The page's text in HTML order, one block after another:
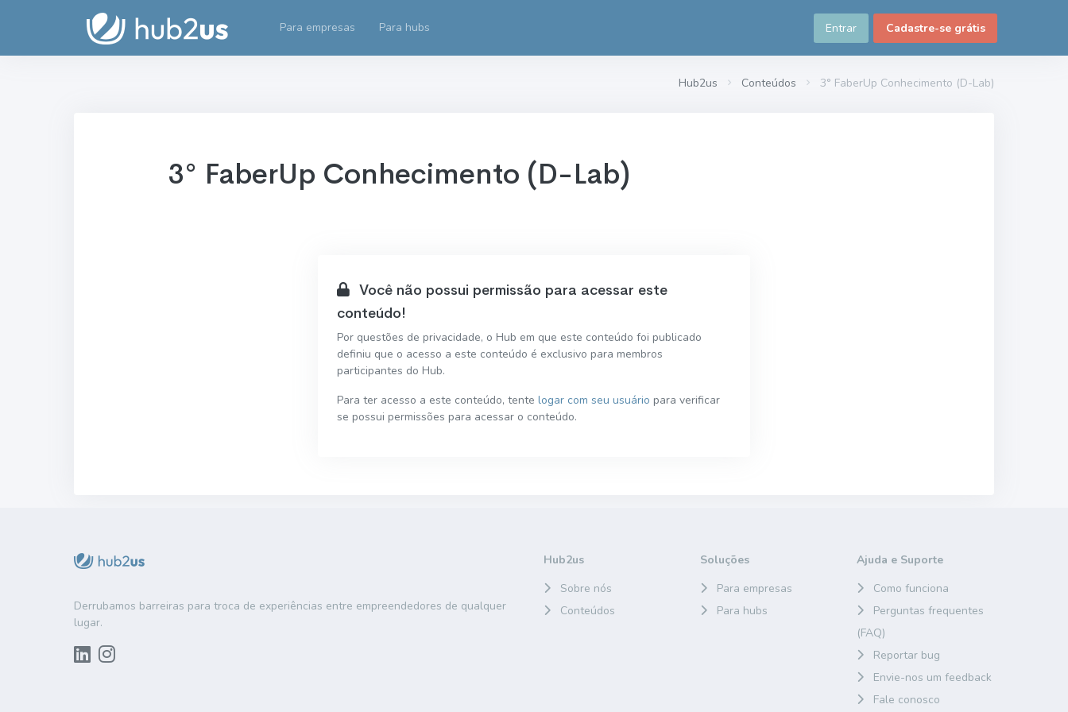
Entrar Cadastre-se grátis
Para empresas Para hubs
Hub2us Conteúdos 3° FaberUp Conhecimento (D-Lab)
3° FaberUp Conhecimento (D-Lab)
Você não possui permissão para acessar este
conteúdo!
Por questões de privacidade, o Hub em que este conteúdo foi publicado
definiu que o acesso a este conteúdo é exclusivo para membros
participantes do Hub.
Para ter acesso a este conteúdo, tentelogar com seu usuário para verificar
se possui permissões para acessar o conteúdo.
Derrubamos barreiras para troca de experiências entre empreendedores de qualquer
lugar.
Hub2us
Sobre nós
Conteúdos
Soluções
Para empresas
Para hubs
Ajuda e Suporte
Como funciona
Perguntas frequentes
(FAQ)
Reportar bug
Envie-nos um feedback
Fale conosco